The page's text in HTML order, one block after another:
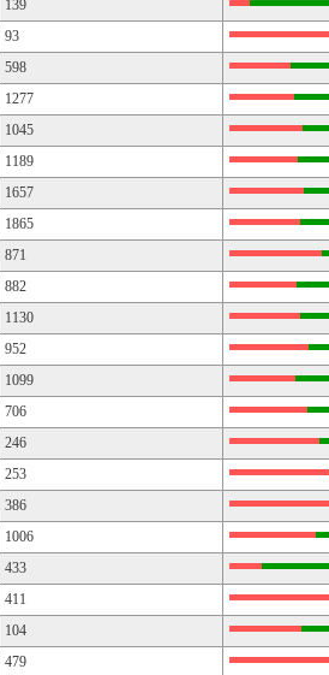
139
93
598
1277
1045
1189
1657
1865
871
882
1130
952
1099
706
246
253
386
1006
433
411
104
479